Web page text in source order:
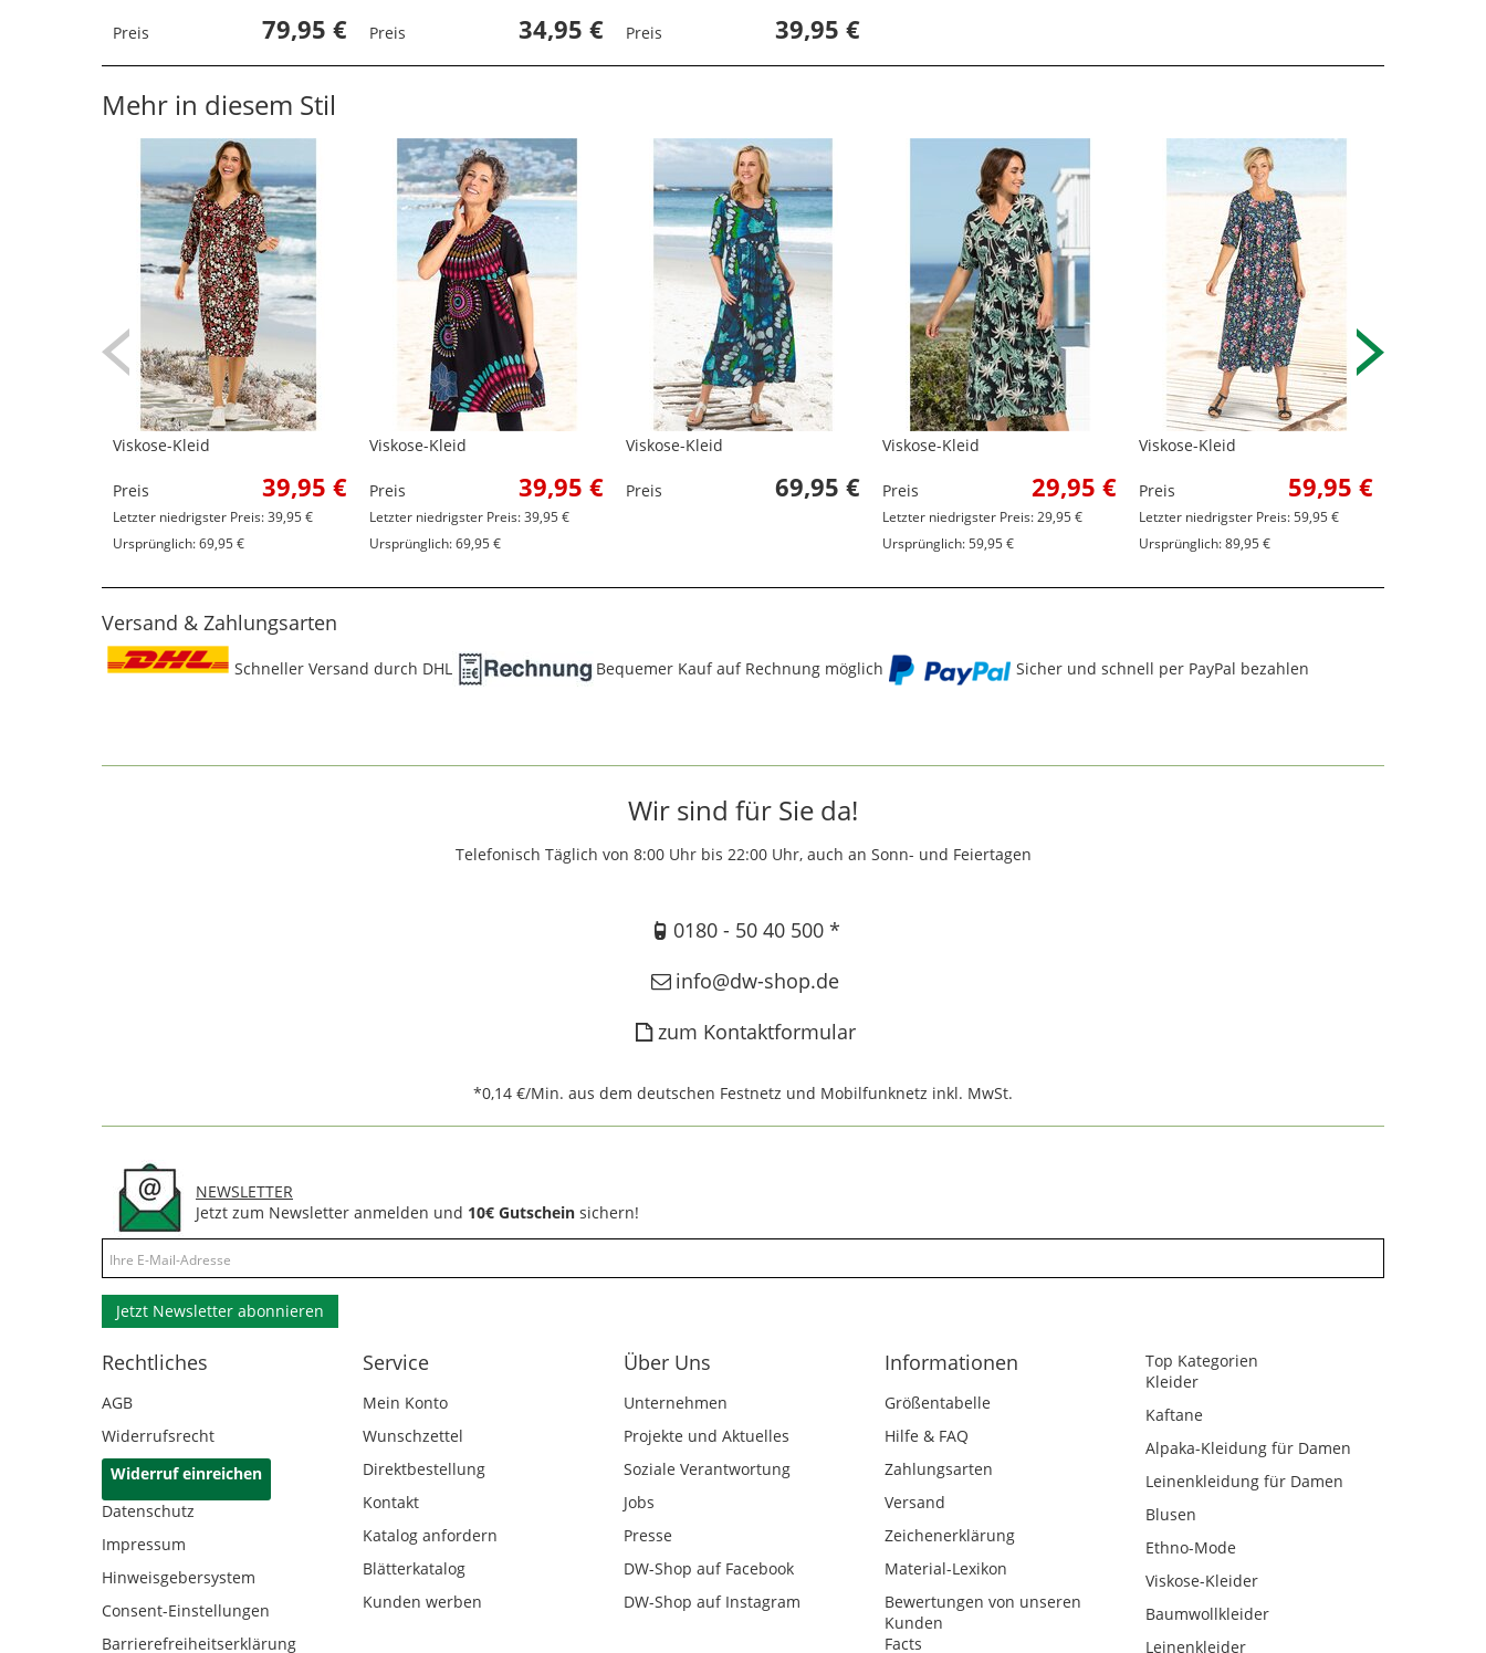
Preis 79,95 € Preis 34,95 € Preis 39,95 €
Mehr in diesem Stil
Viskose-Kleid
Preis 39,95 €
Letzter niedrigster Preis: 39,95 €
Ursprünglich: 69,95 €
Viskose-Kleid
Preis 39,95 €
Letzter niedrigster Preis: 39,95 €
Ursprünglich: 69,95 €
Viskose-Kleid
Preis 69,95 €
Viskose-Kleid
Preis 29,95 €
Letzter niedrigster Preis: 29,95 €
Ursprünglich: 59,95 €
Viskose-Kleid
Preis 59,95 €
Letzter niedrigster Preis: 59,95 €
Ursprünglich: 89,95 €
Versand & Zahlungsarten
Schneller Versand durch DHL Bequemer Kauf auf Rechnung möglich Sicher und schnell per PayPal bezahlen
Wir sind für Sie da!
Telefonisch Täglich von 8:00 Uhr bis 22:00 Uhr, auch an Sonn- und Feiertagen
0180 - 50 40 500 *
info@dw-shop.de
zum Kontaktformular
*0,14 €/Min. aus dem deutschen Festnetz und Mobilfunknetz inkl. MwSt.
NEWSLETTER
Jetzt zum Newsletter anmelden und 10€ Gutschein sichern!
Jetzt Newsletter abonnieren
Rechtliches
AGB
Widerrufsrecht
Widerruf einreichen
Datenschutz
Impressum
Hinweisgebersystem
Consent-Einstellungen
Barrierefreiheitserklärung
Service
Mein Konto
Wunschzettel
Direktbestellung
Kontakt
Katalog anfordern
Blätterkatalog
Kunden werben
Über Uns
Unternehmen
Projekte und Aktuelles
Soziale Verantwortung
Jobs
Presse
DW-Shop auf Facebook
DW-Shop auf Instagram
Informationen
Größentabelle
Hilfe & FAQ
Zahlungsarten
Versand
Zeichenerklärung
Material-Lexikon
Bewertungen von unseren
Kunden
Facts
Top Kategorien
Kleider
Kaftane
Alpaka-Kleidung für Damen
Leinenkleidung für Damen
Blusen
Ethno-Mode
Viskose-Kleider
Baumwollkleider
Leinenkleider